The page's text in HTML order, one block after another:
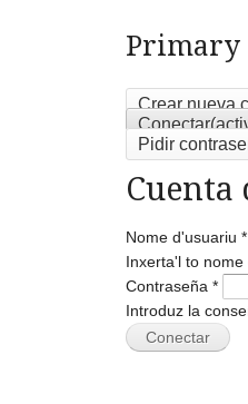
Primary
Crear nueva
Conectar
Pidir
Nome d'usuariu *
Inxerta'l to nome
Contraseña *
Introduz la